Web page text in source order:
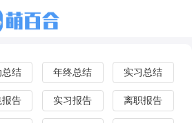
总结 年终总结 实习总结
报告 实习报告 离职报告